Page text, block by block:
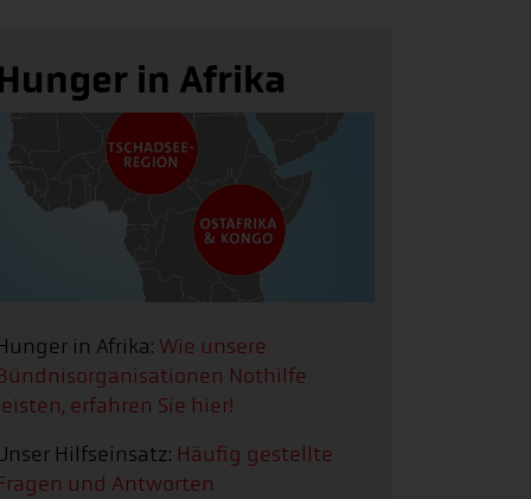
in Afrika
in Afrika: Wie unsere
Nothilfe
erfahren Sie hier!
Hilfseinsatz: Häufig gestellte
und Antworten